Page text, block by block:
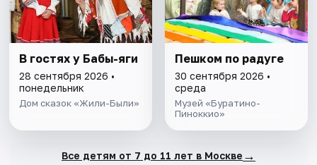
В гостях у Бабы-яги
28 сентября 2026 •
понедельник
Дом сказок «Жили-Были»
Пешком по радуге
30 сентября 2026 •
среда
Музей «Буратино-
Пиноккио»
Все детям от 7 до 11 лет в Москве →